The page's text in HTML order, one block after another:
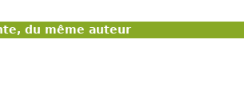
du même auteur